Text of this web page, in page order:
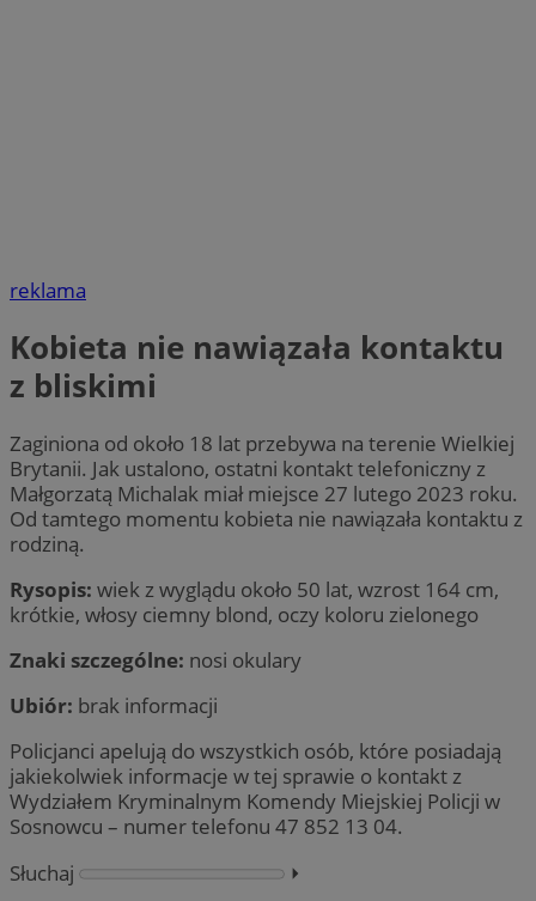
reklama
Kobieta nie nawiązała kontaktu
z bliskimi
Zaginiona od około 18 lat przebywa na terenie Wielkiej
Brytanii. Jak ustalono, ostatni kontakt telefoniczny z
Małgorzatą Michalak miał miejsce 27 lutego 2023 roku.
Od tamtego momentu kobieta nie nawiązała kontaktu z
rodziną.
Rysopis: wiek z wyglądu około 50 lat, wzrost 164 cm,
krótkie, włosy ciemny blond, oczy koloru zielonego
Znaki szczególne: nosi okulary
Ubiór: brak informacji
Policjanci apelują do wszystkich osób, które posiadają
jakiekolwiek informacje w tej sprawie o kontakt z
Wydziałem Kryminalnym Komendy Miejskiej Policji w
Sosnowcu – numer telefonu 47 852 13 04.
Słuchaj
⏵︎